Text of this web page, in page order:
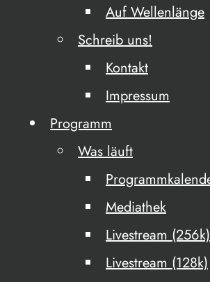
Auf Wellenlänge
Schreib uns!
Kontakt
Impressum
Programm
Was läuft
Mediathek
Livestream (256k)
Livestream (128k)